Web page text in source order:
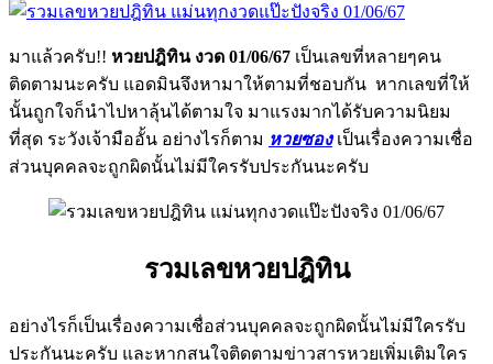
มาแล้วครับ!! หวยปฎิทิน งวด 01/06/67 เป็นเลขที่หลายๆคน
ติดตามนะครับ แอดมินจึงหามาให้ตามที่ชอบกัน หากเลขที่ให้
นั้นถูกใจก็นำไปหาลุ้นได้ตามใจ มาแรงมากได้รับความนิยม
ที่สุด ระวังเจ้ามืออั้น อย่างไรก็ตาม หวยซองเป็นเรื่องความเชื่อ
ส่วนบุคคลจะถูกผิดนั้นไม่มีใครรับประกันนะครับ
รวมเลขหวยปฎิทิน
อย่างไรก็เป็นเรื่องความเชื่อส่วนบุคคลจะถูกผิดนั้นไม่มีใครรับ
ประกันนะครับ และหากสนใจติดตามข่าวสารหวยเพิ่มเติมใคร